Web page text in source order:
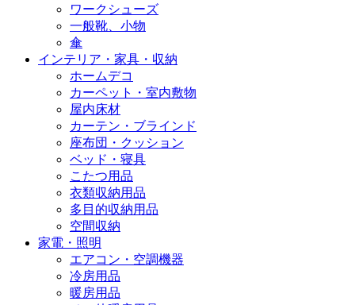
ワークシューズ
一般靴、小物
傘
インテリア・家具・収納
ホームデコ
カーペット・室内敷物
屋内床材
カーテン・ブラインド
座布団・クッション
ベッド・寝具
こたつ用品
衣類収納用品
多目的収納用品
空間収納
家電・照明
エアコン・空調機器
冷房用品
暖房用品